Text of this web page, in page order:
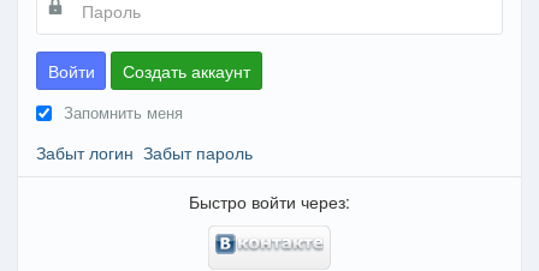
Войти Создать аккаунт
Запомнить меня
Забыт логин Забыт пароль
Быстро войти через: